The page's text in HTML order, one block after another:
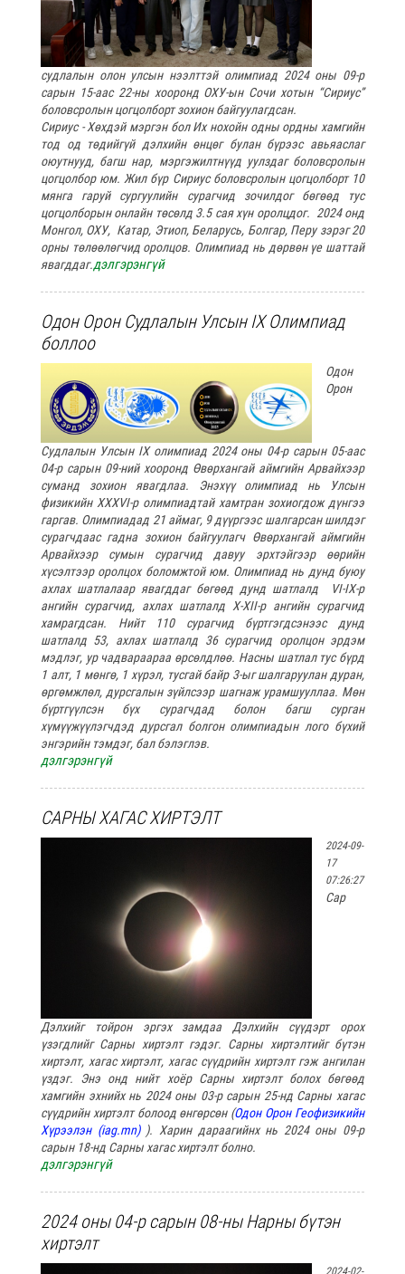
судлалын олон улсын нээлттэй олимпиад 2024 оны 09-р
сарын 15-аас 22-ны хооронд ОХУ-ын Сочи хотын “Сириус”
боловсролын цогцолборт зохион байгуулагдсан.
Сириус - Хөхдэй мэргэн бол Их нохойн одны ордны хамгийн
тод од төдийгүй дэлхийн өнцөг булан бүрээс авьяаслаг
оюутнууд, багш нар, мэргэжилтнүүд уулздаг боловсролын
цогцолбор юм. Жил бүр Сириус боловсролын цогцолборт 10
мянга гаруй сургуулийн сурагчид зочилдог бөгөөд тус
цогцолборын онлайн төсөлд 3.5 сая хүн оролцдог. 2024 онд
Монгол, ОХУ, Катар, Этиоп, Беларусь, Болгар, Перу зэрэг 20
орны төлөөлөгчид оролцов. Олимпиад нь дөрвөн үе шаттай
явагддаг.дэлгэрэнгүй
Одон Орон Судлалын Улсын IX Олимпиад
боллоо
Одон
Орон
Судлалын Улсын IX олимпиад 2024 оны 04-р сарын 05-аас
04-р сарын 09-ний хооронд Өвөрхангай аймгийн Арвайхээр
суманд зохион явагдлаа. Энэхүү олимпиад нь Улсын
физикийн XXXVI-р олимпиадтай хамтран зохиогдож дүнгээ
гаргав. Олимпиадад 21 аймаг, 9 дүүргээс шалгарсан шилдэг
сурагчдаас гадна зохион байгуулагч Өвөрхангай аймгийн
Арвайхээр сумын сурагчид давуу эрхтэйгээр өөрийн
хүсэлтээр оролцох боломжтой юм. Олимпиад нь дунд буюу
ахлах шатлалаар явагддаг бөгөөд дунд шатлалд VI-IX-р
ангийн сурагчид, ахлах шатлалд X-XII-р ангийн сурагчид
хамрагдсан. Нийт 110 сурагчид бүртгэгдсэнээс дунд
шатлалд 53, ахлах шатлалд 36 сурагчид оролцон эрдэм
мэдлэг, ур чадвараараа өрсөлдлөө. Насны шатлал тус бүрд
1 алт, 1 мөнгө, 1 хүрэл, тусгай байр 3-ыг шалгаруулан дуран,
өргөмжлөл, дурсгалын зүйлсээр шагнаж урамшууллаа. Мөн
бүртгүүлсэн бүх сурагчдад болон багш сурган
хүмүүжүүлэгчдэд дурсгал болгон олимпиадын лого бүхий
энгэрийн тэмдэг, бал бэлэглэв.
дэлгэрэнгүй
САРНЫ ХАГАС ХИРТЭЛТ
2024-09-
17
07:26:27
Сар
Дэлхийг тойрон эргэх замдаа Дэлхийн сүүдэрт орох
үзэгдлийг Сарны хиртэлт гэдэг. Сарны хиртэлтийг бүтэн
хиртэлт, хагас хиртэлт, хагас сүүдрийн хиртэлт гэж ангилан
үздэг. Энэ онд нийт хоёр Сарны хиртэлт болох бөгөөд
хамгийн эхнийх нь 2024 оны 03-р сарын 25-нд Сарны хагас
сүүдрийн хиртэлт болоод өнгөрсөн (Одон Орон Геофизикийн
Хүрээлэн (iag.mn)). Харин дараагийнх нь 2024 оны 09-р
сарын 18-нд Сарны хагас хиртэлт болно.
дэлгэрэнгүй
2024 оны 04-р сарын 08-ны Нарны бүтэн
хиртэлт